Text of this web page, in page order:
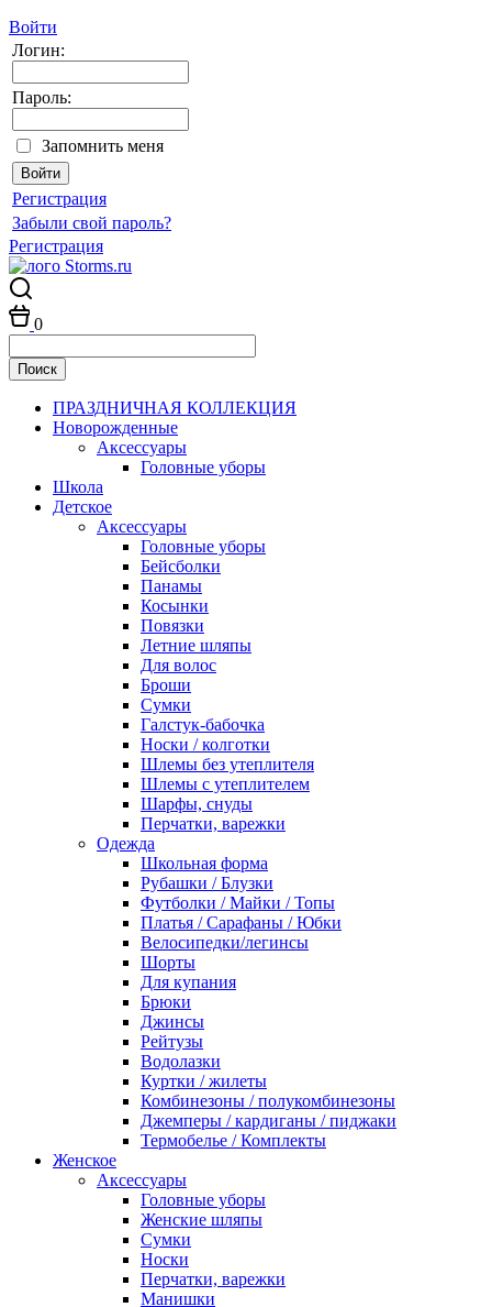
Войти
Логин:
Пароль:
Запомнить меня
Регистрация
Забыли свой пароль?
Регистрация
0
ПРАЗДНИЧНАЯ КОЛЛЕКЦИЯ
Новорожденные
Аксессуары
Головные уборы
Школа
Детское
Аксессуары
Головные уборы
Бейсболки
Панамы
Косынки
Повязки
Летние шляпы
Для волос
Броши
Сумки
Галстук-бабочка
Носки / колготки
Шлемы без утеплителя
Шлемы с утеплителем
Шарфы, снуды
Перчатки, варежки
Одежда
Школьная форма
Рубашки / Блузки
Футболки / Майки / Топы
Платья / Сарафаны / Юбки
Велосипедки/легинсы
Шорты
Для купания
Брюки
Джинсы
Рейтузы
Водолазки
Куртки / жилеты
Комбинезоны / полукомбинезоны
Джемперы / кардиганы / пиджаки
Термобелье / Комплекты
Женское
Аксессуары
Головные уборы
Женские шляпы
Сумки
Носки
Перчатки, варежки
Манишки